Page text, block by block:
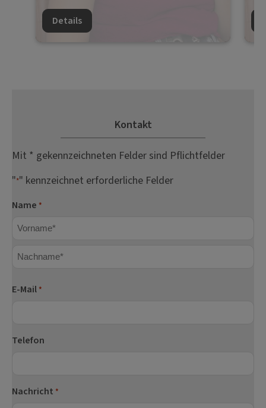
Details
Kontakt
Mit * gekennzeichneten Felder sind Pflichtfelder
"*" kennzeichnet erforderliche Felder
Name *
E-Mail *
Telefon
Nachricht *